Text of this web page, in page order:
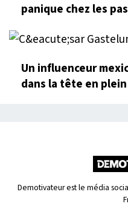
panique chez les
Un influenceur
dans la tête en
Demotivateur est le média